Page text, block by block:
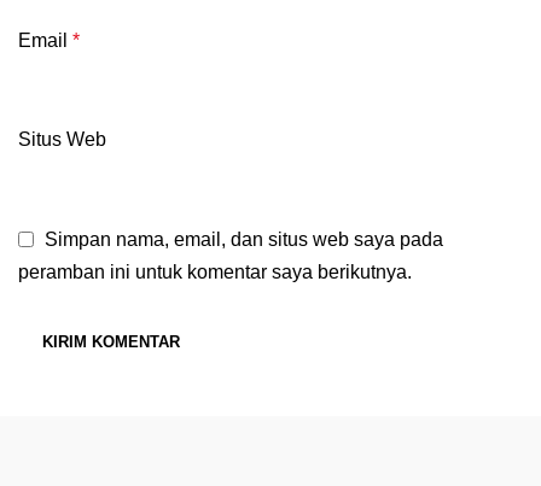
Email *
Situs Web
Simpan nama, email, dan situs web saya pada
peramban ini untuk komentar saya berikutnya.